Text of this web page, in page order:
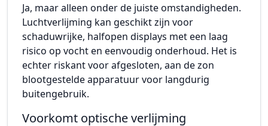
Ja, maar alleen onder de juiste omstandigheden.
Luchtverlijming kan geschikt zijn voor
schaduwrijke, halfopen displays met een laag
risico op vocht en eenvoudig onderhoud. Het is
echter riskant voor afgesloten, aan de zon
blootgestelde apparatuur voor langdurig
buitengebruik.
Voorkomt optische verlijming